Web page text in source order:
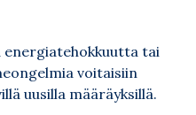
energiatehokkuutta tai
voitaisiin
uusilla määräyksillä.